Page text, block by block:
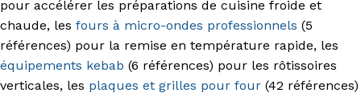
pour accélérer les préparations de cuisine froide et
chaude, les fours à micro-ondes professionnels (5
références) pour la remise en température rapide, les
équipements kebab (6 références) pour les rôtissoires
verticales, les plaques et grilles pour four (42 références)